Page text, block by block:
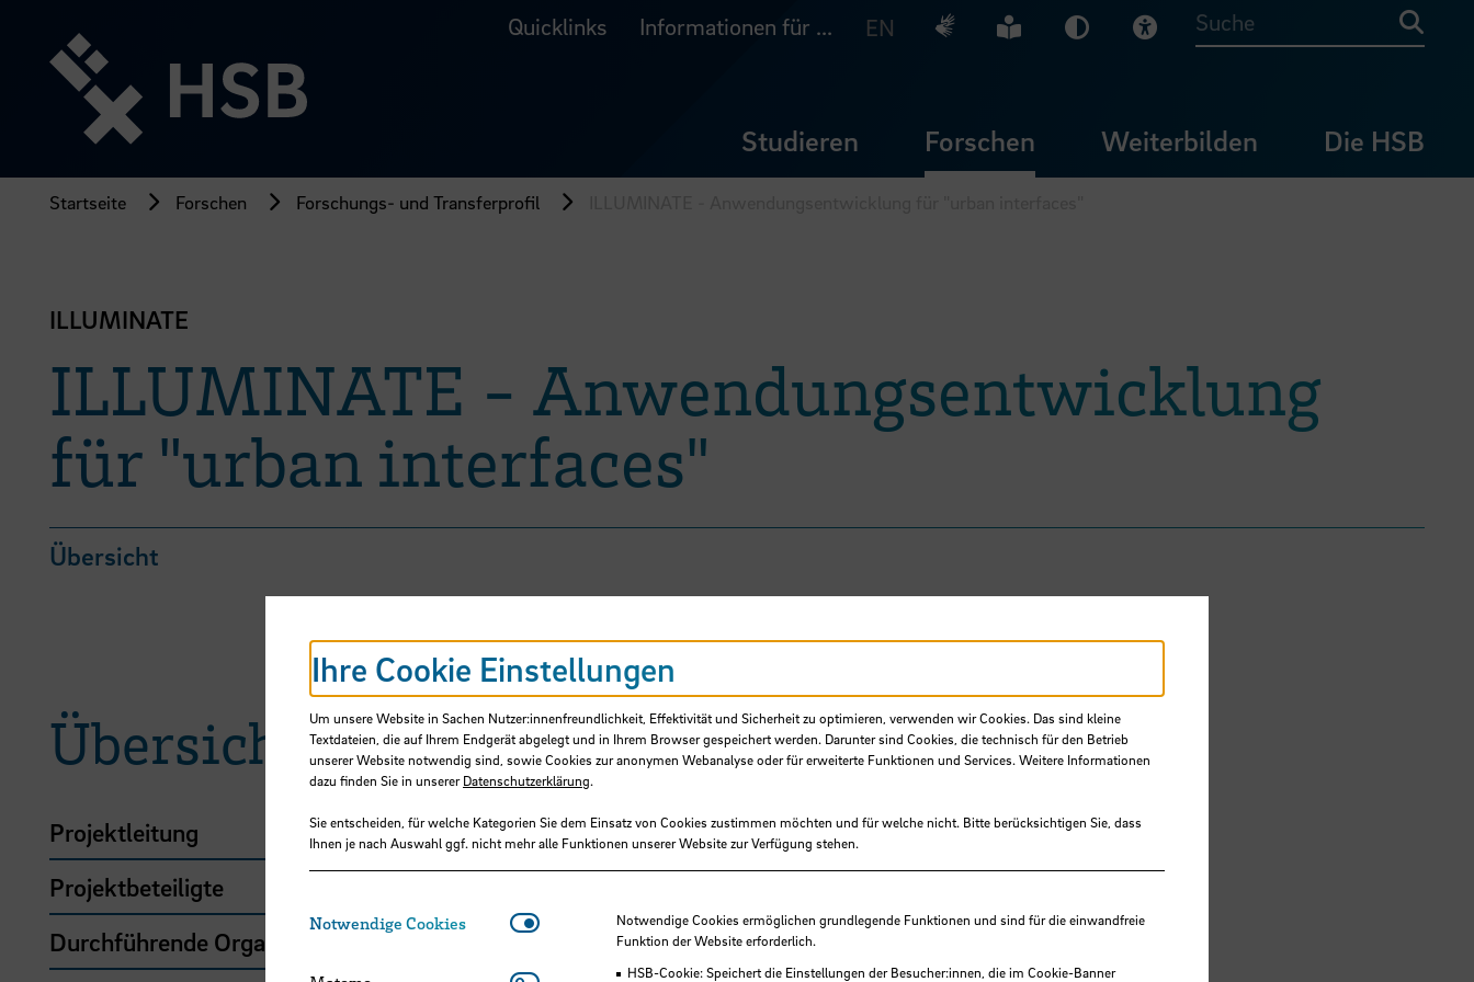
Seiteninhalt
springen
Quicklinks Informationen für ... EN Deutsche Gebärdensprache
Leichte Sprache
Dunkel-Modus
Visuelle Hilfe
Suche
Studieren Forschen Weiterbilden Die HSB
Startseite Forschen Forschungs- und Transferprofil
ILLUMINATE
ILLUMINATE - Anwendungsentwicklung
für "urban interfaces"
Übersicht
Übersicht
Projektleitung
Teufel, Andreas, Prof.
Projektbeteiligte
Durchführende Organisation
Hochschule Bremen, Fakultät 4
Ihre Cookie Einstellungen
Um unsere Website in Sachen Nutzer:innenfreundlichkeit, Effektivität und Sicherheit zu optimieren, verwenden wir Cookies. Das sind kleine
Textdateien, die auf Ihrem Endgerät abgelegt und in Ihrem Browser gespeichert werden. Darunter sind Cookies, die technisch für den Betrieb
unserer Website notwendig sind, sowie Cookies zur anonymen Webanalyse oder für erweiterte Funktionen und Services. Weitere Informationen
dazu finden Sie in unsererDatenschutzerklärung.
Sie entscheiden, für welche Kategorien Sie dem Einsatz von Cookies zustimmen möchten und für welche nicht. Bitte berücksichtigen Sie, dass
Ihnen je nach Auswahl ggf. nicht mehr alle Funktionen unserer Website zur Verfügung stehen.
Notwendige Cookies Notwendige CookiesNotwendige Cookies ermöglichen grundlegende Funktionen und sind für die einwandfreie
Funktion der Website erforderlich.
HSB-Cookie: Speichert die Einstellungen der Besucher:innen, die im Cookie-Banner